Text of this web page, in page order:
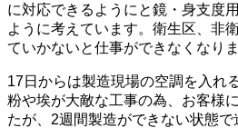
に対応できるようにと鏡・身支度
ように考えています。衛生区、非
ていかないと仕事ができなくなりま
17日からは製造現場の空調を入れ
粉や埃が大敵な工事の為、お客様
たが、2週間製造ができない状態